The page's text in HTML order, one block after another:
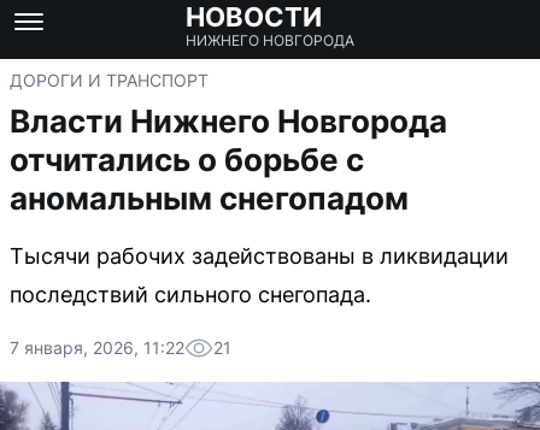
НОВОСТИ
НИЖНЕГО НОВГОРОДА
ДОРОГИ И ТРАНСПОРТ
Власти Нижнего Новгорода
отчитались о борьбе с
аномальным снегопадом
Тысячи рабочих задействованы в ликвидации
последствий сильного снегопада.
7 января, 2026, 11:22 21